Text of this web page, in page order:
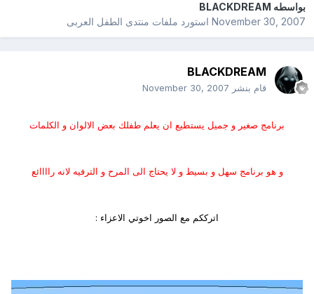
بواسطهBLACKDREAM
November 30, 2007استورد ملفات منتدى الطفل العربى
BLACKDREAM
قام بنشر November 30, 2007
برنامج صغير و جميل يستطيع ان يعلم طفلك بعض الالوان و الكلمات
و هو برنامج سهل و بسيط و لا يحتاج الى المرح و الترفيه لانه راااائع
اترككم مع الصور اخوتي الاعزاء :